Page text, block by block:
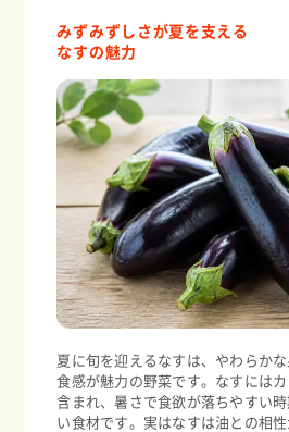
みずみずしさが夏を支える
なすの魅力
夏に旬を迎えるなすは、やわらか
食感が魅力の野菜です。なすには
含まれ、暑さで食欲が落ちやすい
い食材です。実はなすは油との相